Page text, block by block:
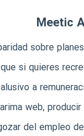
Meetic
sobre
si quieres
a
web,
del empleo